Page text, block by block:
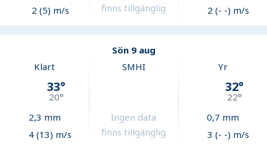
2 (5) m/s
finns tillgänglig
2 (- -) m/s
Sön 9 aug
Klart
33°
20°
2,3 mm
4 (13) m/s
SMHI
Ingen data
finns tillgänglig
Yr
32°
22°
0,7 mm
3 (- -) m/s